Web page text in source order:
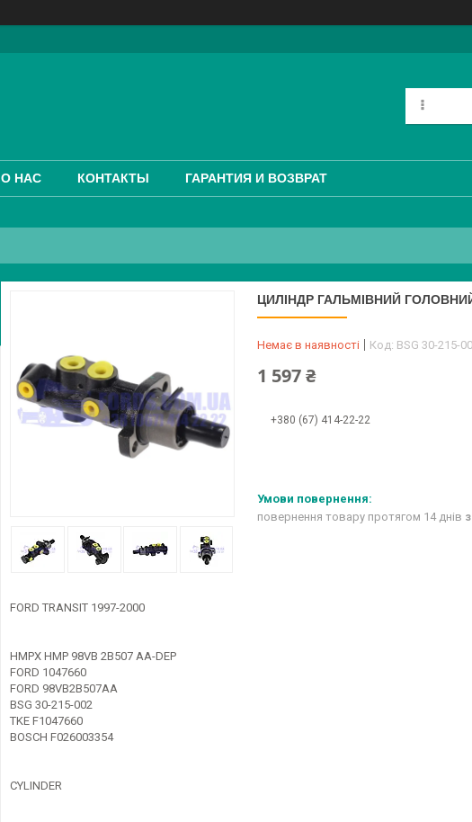
О НАС КОНТАКТЫ ГАРАНТИЯ И ВОЗВРАТ
ЦИЛІНДР ГАЛЬМІВНИЙ ГОЛОВНИЙ
Немає в наявності Код: BSG 30-215-
1 597 ₴
+380 (67) 414-22-22
повернення товару протягом 14 днів
FORD TRANSIT 1997-2000
HMPX HMP 98VB 2B507 AA-DEP
FORD 1047660
FORD 98VB2B507AA
BSG 30-215-002
TKE F1047660
BOSCH F026003354
CYLINDER